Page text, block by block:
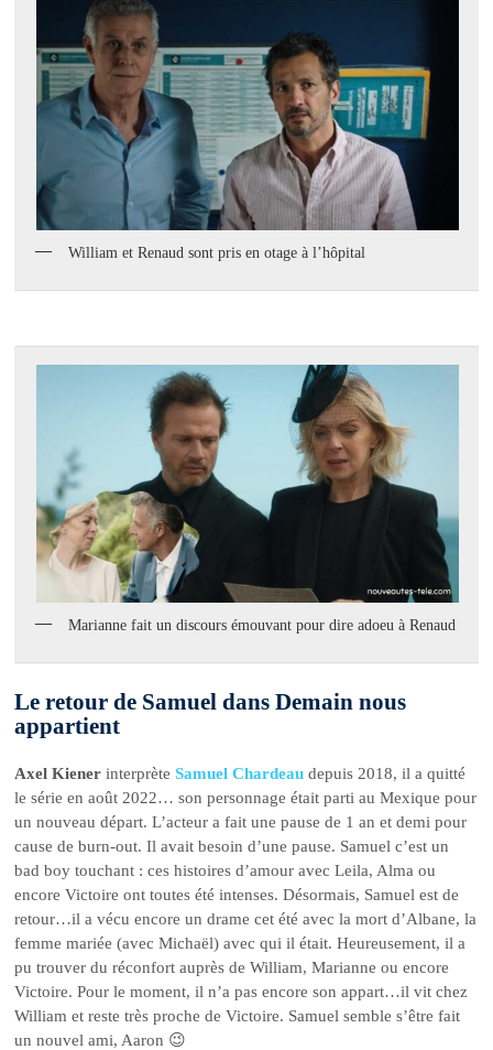
William et Renaud sont pris en otage à l’hôpital
Marianne fait un discours émouvant pour dire adoeu à Renaud
Le retour de Samuel dans Demain nous
appartient
Axel Kiener interprèteSamuel Chardeau depuis 2018, il a quitté
le série en août 2022… son personnage était parti au Mexique pour
un nouveau départ. L’acteur a fait une pause de 1 an et demi pour
cause de burn-out. Il avait besoin d’une pause. Samuel c’est un
bad boy touchant : ces histoires d’amour avec Leila, Alma ou
encore Victoire ont toutes été intenses. Désormais, Samuel est de
retour…il a vécu encore un drame cet été avec la mort d’Albane, la
femme mariée (avec Michaël) avec qui il était. Heureusement, il a
pu trouver du réconfort auprès de William, Marianne ou encore
Victoire. Pour le moment, il n’a pas encore son appart…il vit chez
William et reste très proche de Victoire. Samuel semble s’être fait
un nouvel ami, Aaron 😉